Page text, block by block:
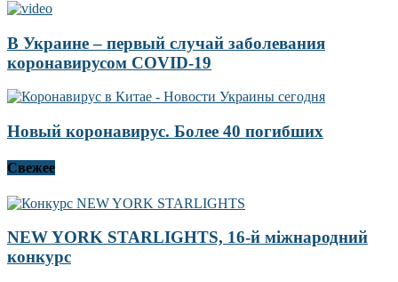
В Украине – первый случай заболевания
коронавирусом COVID-19
Новый коронавирус. Более 40 погибших
Свежее
NEW YORK STARLIGHTS, 16-й міжнародний
конкурс